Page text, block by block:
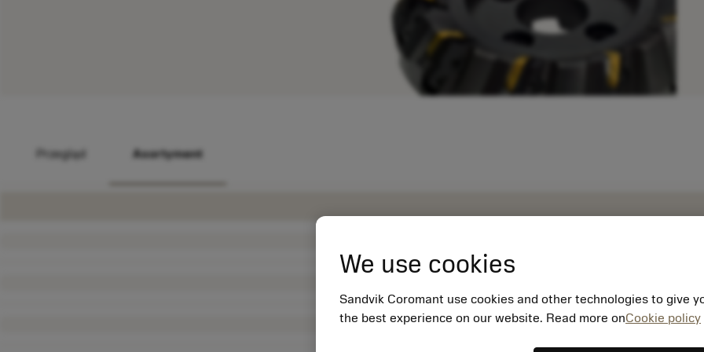
Przegląd Asortyment
We use cookies
Sandvik Coromant use cookies and other technologies to give
the best experience on our website. Read more onCookie policy